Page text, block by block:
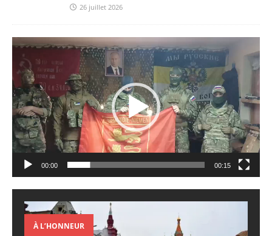
26 juillet 2026
Lecteur
vidéo
00:00 00:15
À L’HONNEUR